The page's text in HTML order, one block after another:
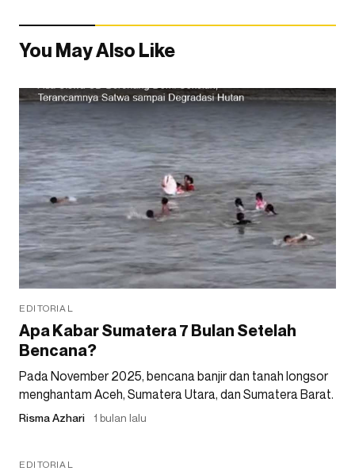
You May Also Like
EDITORIAL
Apa Kabar Sumatera 7 Bulan Setelah
Bencana?
Pada November 2025, bencana banjir dan tanah longsor
menghantam Aceh, Sumatera Utara, dan Sumatera Barat.
Risma Azhari 1 bulan lalu
EDITORIAL